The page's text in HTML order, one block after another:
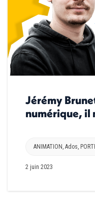
Jérémy
numérique, il
ANIMATION, Ados,
2 juin 2023